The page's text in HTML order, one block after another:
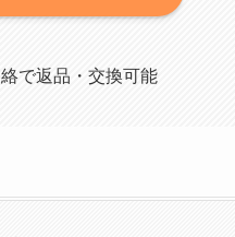
で返品・交換可能